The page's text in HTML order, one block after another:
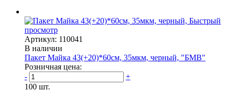
Быстрый
просмотр
Артикул: 110041
В наличии
Пакет Майка 43(+20)*60см, 35мкм, черный, "БМВ"
Розничная цена:
-
+
100 шт.